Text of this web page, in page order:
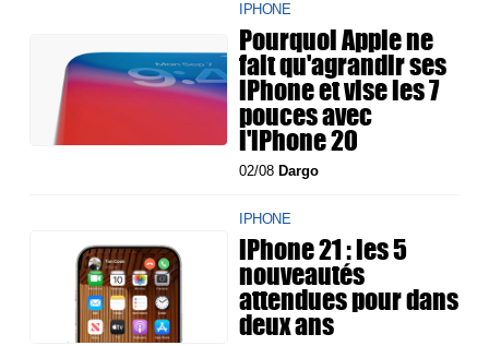
IPHONE
Pourquoi Apple ne
fait qu'agrandir ses
iPhone et vise les 7
pouces avec
l'iPhone 20
02/08 Dargo
IPHONE
iPhone 21 : les 5
nouveautés
attendues pour dans
deux ans